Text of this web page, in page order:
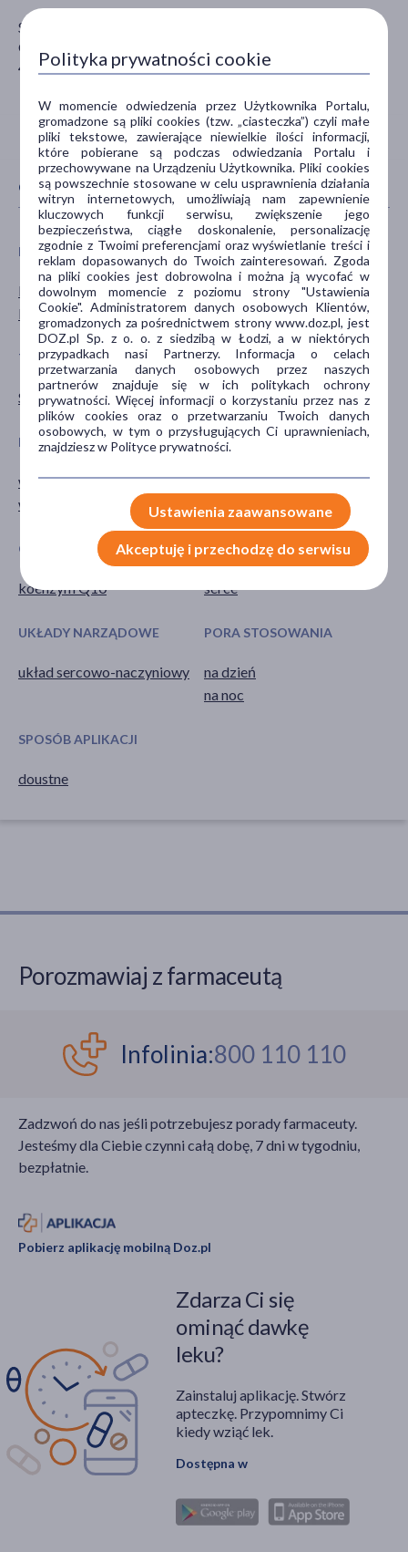
SFD S.A
Głogowska 41
45-315 Opole
CECHY PRODUKTU
PŁEĆ
Mężczyzna
Kobieta
WIEK
dla dorosłych
TYP PRODUKTU
Suplement diety
POSTAĆ
kapsułki
DZIAŁANIE/WŁAŚCIWOŚCI
wspomagające
wzmacniające
PROBLEM
stres oksydacyjny
GŁÓWNY SKŁADNIK
koenzym Q10
CZĘŚĆ CIAŁA
serce
UKŁADY NARZĄDOWE
układ sercowo-naczyniowy
PORA STOSOWANIA
na dzień
na noc
SPOSÓB APLIKACJI
doustne
Porozmawiaj z farmaceutą
Infolinia:800 110 110
Zadzwoń do nas jeśli potrzebujesz porady farmaceuty.
Jesteśmy dla Ciebie czynni całą dobę, 7 dni w tygodniu,
bezpłatnie.
Pobierz aplikację mobilną Doz.pl
Zdarza Ci się
ominąć dawkę
leku?
Zainstaluj aplikację. Stwórz
apteczkę. Przypomnimy Ci
kiedy wziąć lek.
Dostępna w
Polityka prywatności cookie
W momencie odwiedzenia przez Użytkownika Portalu,
gromadzone są pliki cookies (tzw. „ciasteczka”) czyli małe
pliki tekstowe, zawierające niewielkie ilości informacji,
które pobierane są podczas odwiedzania Portalu i
przechowywane na Urządzeniu Użytkownika. Pliki cookies
są powszechnie stosowane w celu usprawnienia działania
witryn internetowych, umożliwiają nam zapewnienie
kluczowych funkcji serwisu, zwiększenie jego
bezpieczeństwa, ciągłe doskonalenie, personalizację
zgodnie z Twoimi preferencjami oraz wyświetlanie treści i
reklam dopasowanych do Twoich zainteresowań. Zgoda
na pliki cookies jest dobrowolna i można ją wycofać w
dowolnym momencie z poziomu strony "Ustawienia
Cookie". Administratorem danych osobowych Klientów,
gromadzonych za pośrednictwem strony www.doz.pl, jest
DOZ.pl Sp. z o. o. z siedzibą w Łodzi, a w niektórych
przypadkach nasi Partnerzy. Informacja o celach
przetwarzania danych osobowych przez naszych
partnerów znajduje się w ich politykach ochrony
prywatności. Więcej informacji o korzystaniu przez nas z
plików cookies oraz o przetwarzaniu Twoich danych
osobowych, w tym o przysługujących Ci uprawnieniach,
znajdziesz w Polityce prywatności.
Ustawienia zaawansowane
Akceptuję i przechodzę do serwisu